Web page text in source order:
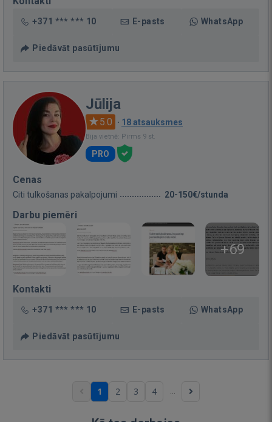
+371 *** *** 10 E-pasts WhatsApp
Piedāvāt pasūtījumu
Jūlija
5.0 · 18 atsauksmes
Bija vietnē: Pirms 9 st.
PRO
Cenas
Citi tulkošanas pakalpojumi 20-150€/stunda
Darbu piemēri
+69
Kontakti
+371 *** *** 10 E-pasts WhatsApp
Piedāvāt pasūtījumu
1 2 3 4 ...